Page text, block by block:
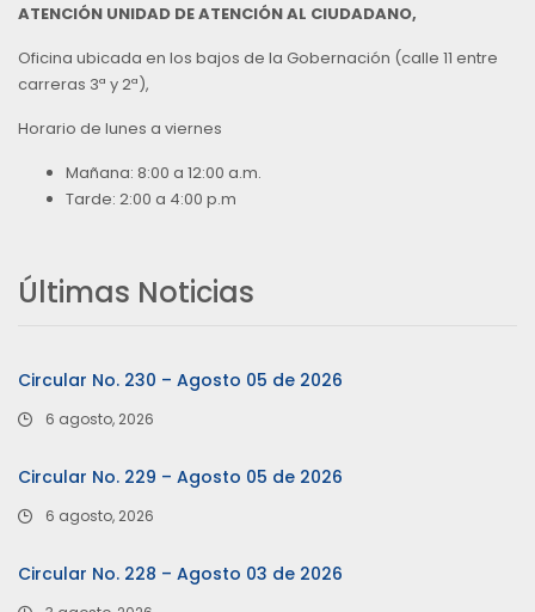
ATENCIÓN UNIDAD DE ATENCIÓN AL CIUDADANO,
Oficina ubicada en los bajos de la Gobernación (calle 11 entre
carreras 3ª y 2ª),
Horario de lunes a viernes
Mañana: 8:00 a 12:00 a.m.
Tarde: 2:00 a 4:00 p.m
Últimas Noticias
Circular No. 230 – Agosto 05 de 2026
6 agosto, 2026
Circular No. 229 – Agosto 05 de 2026
6 agosto, 2026
Circular No. 228 – Agosto 03 de 2026